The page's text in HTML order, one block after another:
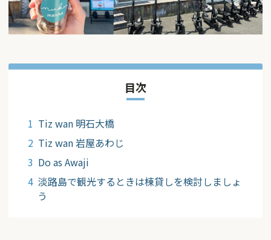
目次
Tiz wan 明石大橋
Tiz wan 岩屋あわじ
Do as Awaji
淡路島で観光するときは棟貸しを検討しましょ
う